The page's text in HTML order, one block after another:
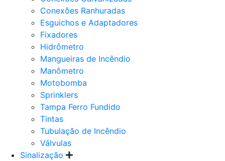
Conexões Ranhuradas
Esguichos e Adaptadores
Fixadores
Hidrômetro
Mangueiras de Incêndio
Manômetro
Motobomba
Sprinklers
Tampa Ferro Fundido
Tintas
Tubulação de Incêndio
Válvulas
Sinalização